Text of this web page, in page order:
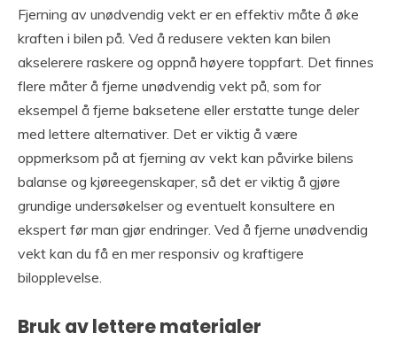
Fjerning av unødvendig vekt er en effektiv måte å øke
kraften i bilen på. Ved å redusere vekten kan bilen
akselerere raskere og oppnå høyere toppfart. Det finnes
flere måter å fjerne unødvendig vekt på, som for
eksempel å fjerne baksetene eller erstatte tunge deler
med lettere alternativer. Det er viktig å være
oppmerksom på at fjerning av vekt kan påvirke bilens
balanse og kjøreegenskaper, så det er viktig å gjøre
grundige undersøkelser og eventuelt konsultere en
ekspert før man gjør endringer. Ved å fjerne unødvendig
vekt kan du få en mer responsiv og kraftigere
bilopplevelse.
Bruk av lettere materialer